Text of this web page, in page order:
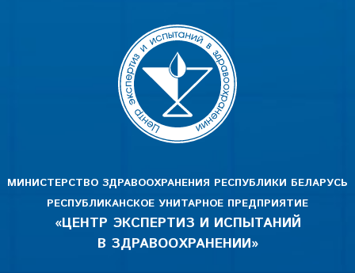
МИНИСТЕРСТВО ЗДРАВООХРАНЕНИЯ РЕСПУБЛИКИ БЕЛАРУСЬ
РЕСПУБЛИКАНСКОЕ УНИТАРНОЕ ПРЕДПРИЯТИЕ
«ЦЕНТР ЭКСПЕРТИЗ И ИСПЫТАНИЙ
В ЗДРАВООХРАНЕНИИ»